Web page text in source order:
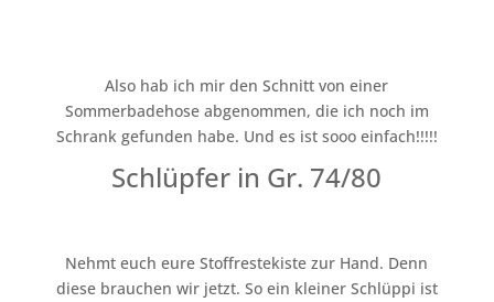
Also hab ich mir den Schnitt von einer
Sommerbadehose abgenommen, die ich noch im
Schrank gefunden habe. Und es ist sooo einfach!!!!!
Schlüpfer in Gr. 74/80
Nehmt euch eure Stoffrestekiste zur Hand. Denn
diese brauchen wir jetzt. So ein kleiner Schlüppi ist